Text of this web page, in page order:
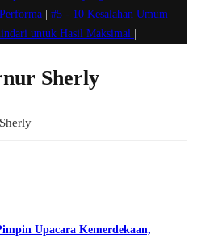
#5 - 10 Kesalahan Umum
untuk Hasil Maksimal
Sherly
Upacara Kemerdekaan,